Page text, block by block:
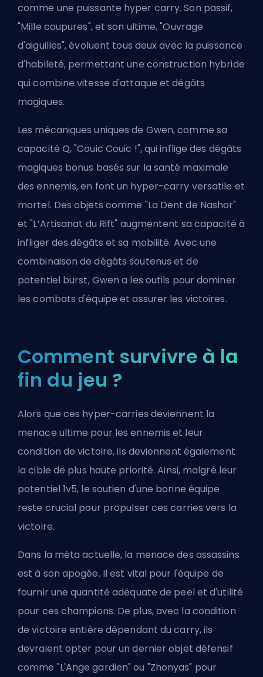
comme une puissante hyper carry. Son passif,
"Mille coupures", et son ultime, "Ouvrage
d'aiguilles", évoluent tous deux avec la puissance
d'habileté, permettant une construction hybride
qui combine vitesse d'attaque et dégâts
magiques.
Les mécaniques uniques de Gwen, comme sa
capacité Q, "Couic Couic !", qui inflige des dégâts
magiques bonus basés sur la santé maximale
des ennemis, en font un hyper-carry versatile et
mortel. Des objets comme "La Dent de Nashor"
et "L’Artisanat du Rift" augmentent sa capacité à
infliger des dégâts et sa mobilité. Avec une
combinaison de dégâts soutenus et de
potentiel burst, Gwen a les outils pour dominer
les combats d'équipe et assurer les victoires.
Comment survivre à la
fin du jeu ?
Alors que ces hyper-carries deviennent la
menace ultime pour les ennemis et leur
condition de victoire, ils deviennent également
la cible de plus haute priorité. Ainsi, malgré leur
potentiel 1v5, le soutien d'une bonne équipe
reste crucial pour propulser ces carries vers la
victoire.
Dans la méta actuelle, la menace des assassins
est à son apogée. Il est vital pour l'équipe de
fournir une quantité adéquate de peel et d'utilité
pour ces champions. De plus, avec la condition
de victoire entière dépendant du carry, ils
devraient opter pour un dernier objet défensif
comme "L'Ange gardien" ou "Zhonyas" pour